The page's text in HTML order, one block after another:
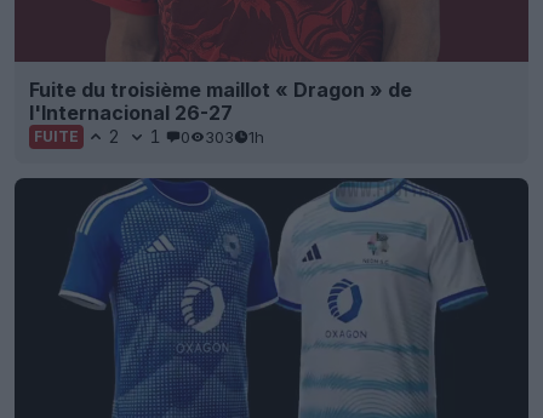
Fuite du troisième maillot « Dragon » de
l'Internacional 26-27
FUITE 2 1 0 303 1h